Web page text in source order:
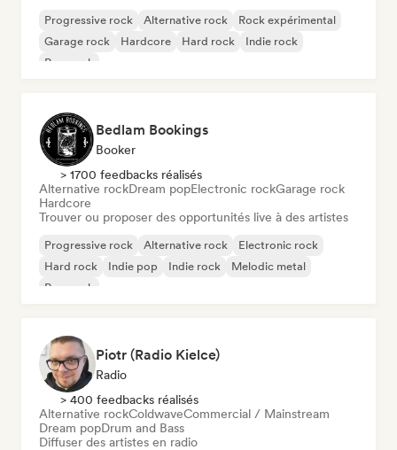
Progressive rock Alternative rock
Rock expérimental
Garage rock
Hardcore Hard rock
Indie rock
Pop punk
Bedlam Bookings
Booker
> 1700 feedbacks réalisés
Alternative rockDream popElectronic rockGarage rock
Hardcore
Trouver ou proposer des opportunités live à des artistes
Progressive rock Alternative rock
Electronic rock
Hard rock
Indie pop Indie rock
Melodic metal
Pop punk
Piotr (Radio Kielce)
Radio
> 400 feedbacks réalisés
Alternative rockColdwaveCommercial / Mainstream
Dream popDrum and Bass
Diffuser des artistes en radio